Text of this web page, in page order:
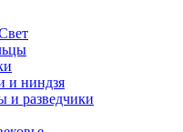
и ниндзя
разведчики